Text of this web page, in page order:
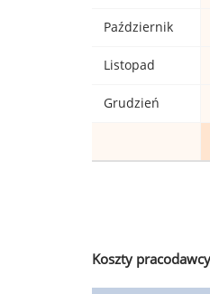
Październik
Listopad
Grudzień
Koszty